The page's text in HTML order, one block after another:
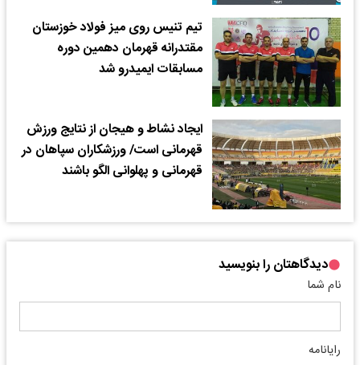
تیم تنیس روی میز فولاد خوزستان
مقتدرانه قهرمان دهمین دوره
مسابقات ایمیدرو شد
ایجاد نشاط و هیجان از نتایج ورزش
قهرمانی است/ ورزشکاران سپاهان در
قهرمانی و پهلوانی الگو باشند
دیدگاهتان را بنویسید
نام شما
رایانامه